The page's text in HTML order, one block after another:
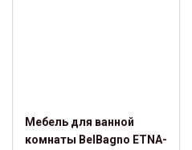
Мебель для ванной
комнаты BelBagno ETNA-